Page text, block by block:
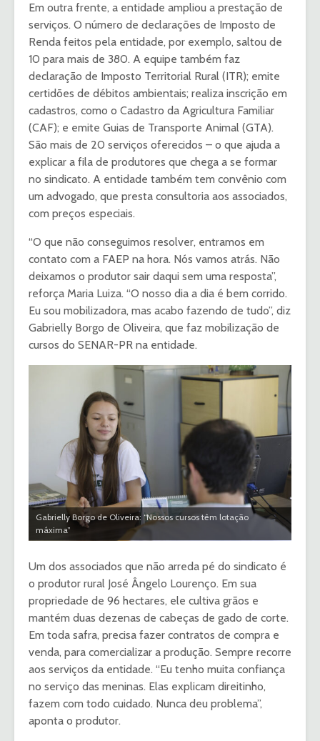
Em outra frente, a entidade ampliou a prestação de
serviços. O número de declarações de Imposto de
Renda feitos pela entidade, por exemplo, saltou de
10 para mais de 380. A equipe também faz
declaração de Imposto Territorial Rural (ITR); emite
certidões de débitos ambientais; realiza inscrição em
cadastros, como o Cadastro da Agricultura Familiar
(CAF); e emite Guias de Transporte Animal (GTA).
São mais de 20 serviços oferecidos – o que ajuda a
explicar a fila de produtores que chega a se formar
no sindicato. A entidade também tem convênio com
um advogado, que presta consultoria aos associados,
com preços especiais.
“O que não conseguimos resolver, entramos em
contato com a FAEP na hora. Nós vamos atrás. Não
deixamos o produtor sair daqui sem uma resposta”,
reforça Maria Luiza. “O nosso dia a dia é bem corrido.
Eu sou mobilizadora, mas acabo fazendo de tudo”, diz
Gabrielly Borgo de Oliveira, que faz mobilização de
cursos do SENAR-PR na entidade.
Gabrielly Borgo de Oliveira: “Nossos cursos têm lotação
máxima”
Um dos associados que não arreda pé do sindicato é
o produtor rural José Ângelo Lourenço. Em sua
propriedade de 96 hectares, ele cultiva grãos e
mantém duas dezenas de cabeças de gado de corte.
Em toda safra, precisa fazer contratos de compra e
venda, para comercializar a produção. Sempre recorre
aos serviços da entidade. “Eu tenho muita confiança
no serviço das meninas. Elas explicam direitinho,
fazem com todo cuidado. Nunca deu problema”,
aponta o produtor.